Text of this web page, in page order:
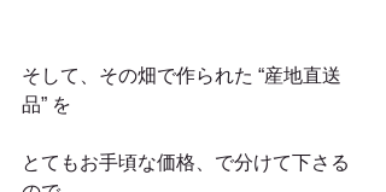
そして、その畑で作られた “産地直送
品” を
とてもお手頃な価格、で分けて下さる